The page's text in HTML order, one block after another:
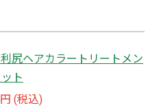
尻ヘアカラートリートメン
ト
円 (税込)